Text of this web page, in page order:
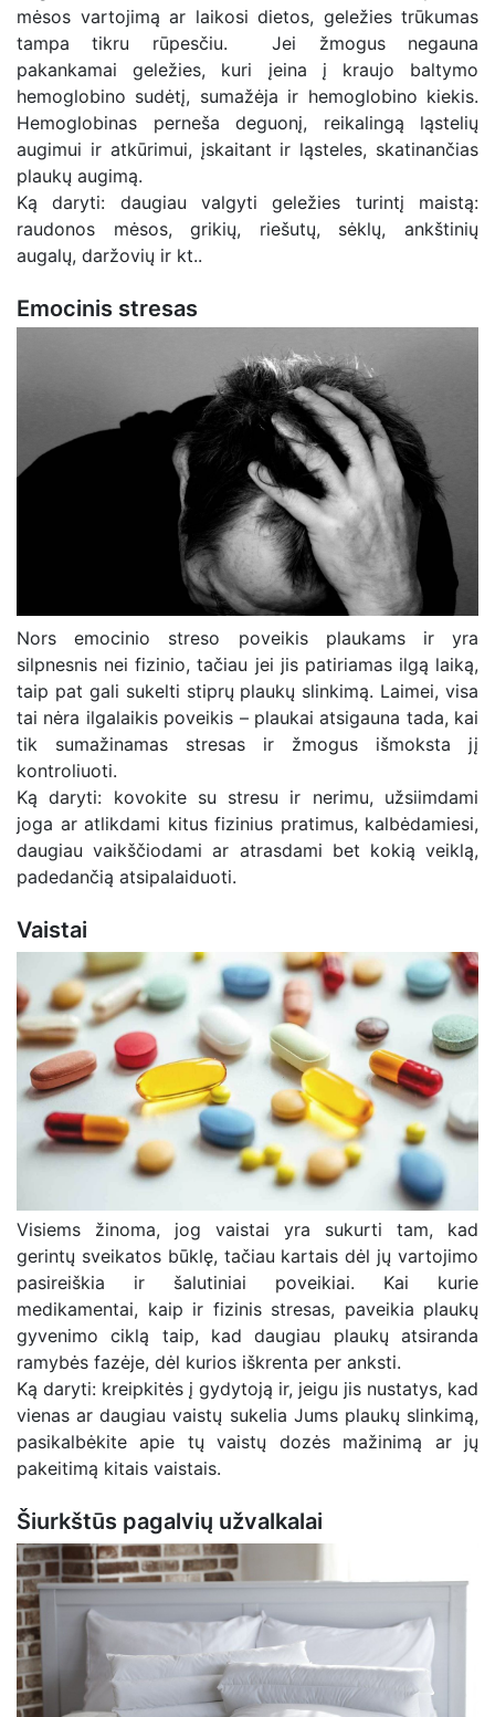
mėsos vartojimą ar laikosi dietos, geležies trūkumas
tampa tikru rūpesčiu. Jei žmogus negauna
pakankamai geležies, kuri įeina į kraujo baltymo
hemoglobino sudėtį, sumažėja ir hemoglobino kiekis.
Hemoglobinas perneša deguonį, reikalingą ląstelių
augimui ir atkūrimui, įskaitant ir ląsteles, skatinančias
plaukų augimą.
Ką daryti: daugiau valgyti geležies turintį maistą:
raudonos mėsos, grikių, riešutų, sėklų, ankštinių
augalų, daržovių ir kt..
Emocinis stresas
Nors emocinio streso poveikis plaukams ir yra
silpnesnis nei fizinio, tačiau jei jis patiriamas ilgą laiką,
taip pat gali sukelti stiprų plaukų slinkimą. Laimei, visa
tai nėra ilgalaikis poveikis – plaukai atsigauna tada, kai
tik sumažinamas stresas ir žmogus išmoksta jį
kontroliuoti.
Ką daryti: kovokite su stresu ir nerimu, užsiimdami
joga ar atlikdami kitus fizinius pratimus, kalbėdamiesi,
daugiau vaikščiodami ar atrasdami bet kokią veiklą,
padedančią atsipalaiduoti.
Vaistai
Visiems žinoma, jog vaistai yra sukurti tam, kad
gerintų sveikatos būklę, tačiau kartais dėl jų vartojimo
pasireiškia ir šalutiniai poveikiai. Kai kurie
medikamentai, kaip ir fizinis stresas, paveikia plaukų
gyvenimo ciklą taip, kad daugiau plaukų atsiranda
ramybės fazėje, dėl kurios iškrenta per anksti.
Ką daryti: kreipkitės į gydytoją ir, jeigu jis nustatys, kad
vienas ar daugiau vaistų sukelia Jums plaukų slinkimą,
pasikalbėkite apie tų vaistų dozės mažinimą ar jų
pakeitimą kitais vaistais.
Šiurkštūs pagalvių užvalkalai